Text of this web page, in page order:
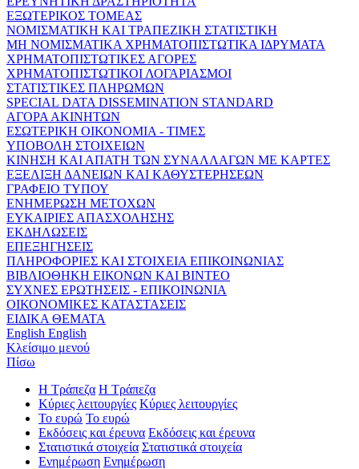
ΕΞΩΤΕΡΙΚΟΣ ΤΟΜΕΑΣ
ΝΟΜΙΣΜΑΤΙΚΗ ΚΑΙ ΤΡΑΠΕΖΙΚΗ ΣΤΑΤΙΣΤΙΚΗ
ΜΗ ΝΟΜΙΣΜΑΤΙΚΑ ΧΡΗΜΑΤΟΠΙΣΤΩΤΙΚΑ ΙΔΡΥΜΑΤΑ
ΧΡΗΜΑΤΟΠΙΣΤΩΤΙΚΕΣ ΑΓΟΡΕΣ
ΧΡΗΜΑΤΟΠΙΣΤΩΤΙΚΟΙ ΛΟΓΑΡΙΑΣΜΟΙ
ΣΤΑΤΙΣΤΙΚΕΣ ΠΛΗΡΩΜΩΝ
SPECIAL DATA DISSEMINATION STANDARD
ΑΓΟΡΑ ΑΚΙΝΗΤΩΝ
ΕΣΩΤΕΡΙΚΗ ΟΙΚΟΝΟΜΙΑ - ΤΙΜΕΣ
ΥΠΟΒΟΛΗ ΣΤΟΙΧΕΙΩΝ
ΚΙΝΗΣΗ ΚΑΙ ΑΠΑΤΗ ΤΩΝ ΣΥΝΑΛΛΑΓΩΝ ΜΕ ΚΑΡΤΕΣ
ΕΞΕΛΙΞΗ ΔΑΝΕΙΩΝ ΚΑΙ ΚΑΘΥΣΤΕΡΗΣΕΩΝ
ΓΡΑΦΕΙΟ ΤΥΠΟΥ
ΕΝΗΜΕΡΩΣΗ ΜΕΤΟΧΩΝ
ΕΥΚΑΙΡΙΕΣ ΑΠΑΣΧΟΛΗΣΗΣ
ΕΚΔΗΛΩΣΕΙΣ
ΕΠΕΞΗΓΗΣΕΙΣ
ΠΛΗΡΟΦΟΡΙΕΣ ΚΑΙ ΣΤΟΙΧΕΙΑ ΕΠΙΚΟΙΝΩΝΙΑΣ
ΒΙΒΛΙΟΘΗΚΗ ΕΙΚΟΝΩΝ ΚΑΙ ΒΙΝΤΕΟ
ΣΥΧΝΕΣ ΕΡΩΤΗΣΕΙΣ - ΕΠΙΚΟΙΝΩΝΙΑ
ΟΙΚΟΝΟΜΙΚΕΣ ΚΑΤΑΣΤΑΣΕΙΣ
ΕΙΔΙΚΑ ΘΕΜΑΤΑ
English English
Κλείσιμο μενού
Πίσω
Η Τράπεζα Η Τράπεζα
Κύριες λειτουργίες Κύριες λειτουργίες
Το ευρώ Το ευρώ
Εκδόσεις και έρευνα Εκδόσεις και έρευνα
Στατιστικά στοιχεία Στατιστικά στοιχεία
Ενημέρωση Ενημέρωση